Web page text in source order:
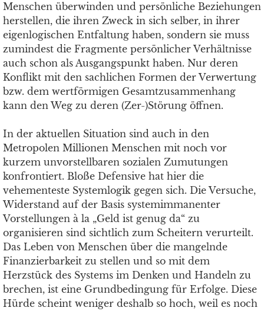
Menschen überwinden und persönliche Beziehungen
herstellen, die ihren Zweck in sich selber, in ihrer
eigenlogischen Entfaltung haben, sondern sie muss
zumindest die Fragmente persönlicher Verhältnisse
auch schon als Ausgangspunkt haben. Nur deren
Konflikt mit den sachlichen Formen der Verwertung
bzw. dem wertförmigen Gesamtzusammenhang
kann den Weg zu deren (Zer-)Störung öffnen.
In der aktuellen Situation sind auch in den
Metropolen Millionen Menschen mit noch vor
kurzem unvorstellbaren sozialen Zumutungen
konfrontiert. Bloße Defensive hat hier die
vehementeste Systemlogik gegen sich. Die Versuche,
Widerstand auf der Basis systemimmanenter
Vorstellungen à la „Geld ist genug da“ zu
organisieren sind sichtlich zum Scheitern verurteilt.
Das Leben von Menschen über die mangelnde
Finanzierbarkeit zu stellen und so mit dem
Herzstück des Systems im Denken und Handeln zu
brechen, ist eine Grundbedingung für Erfolge. Diese
Hürde scheint weniger deshalb so hoch, weil es noch